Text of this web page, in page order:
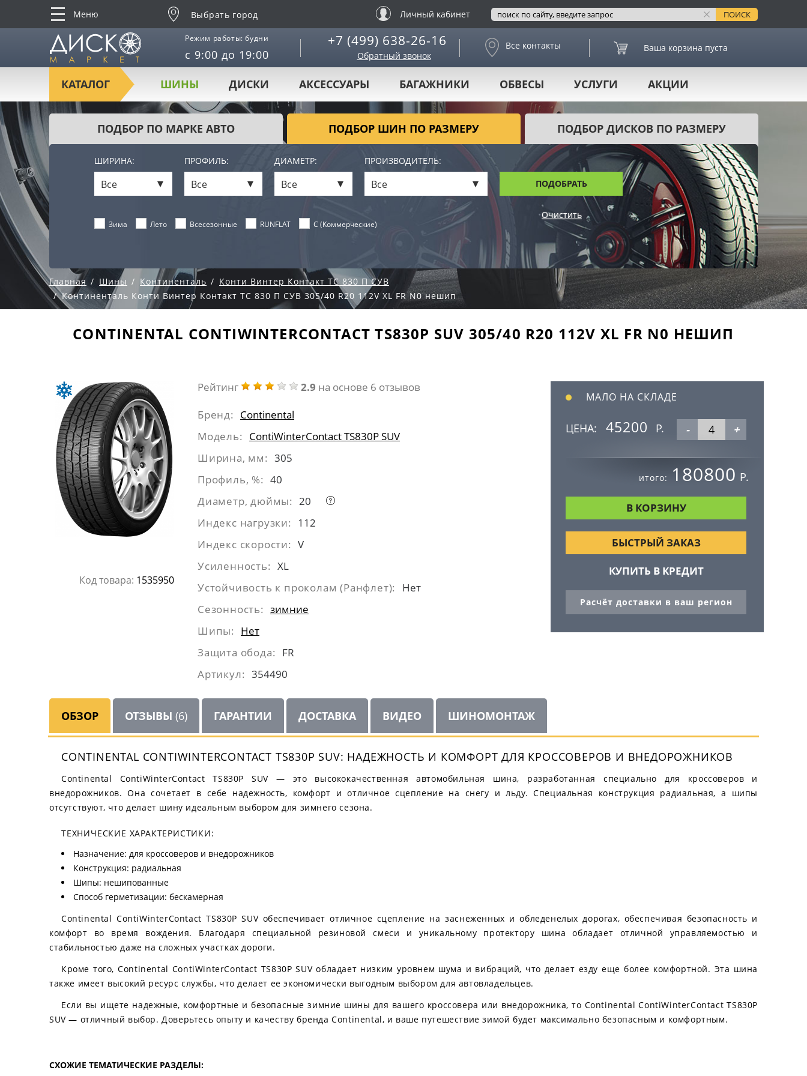
Меню Выбрать город Личный кабинет
Режим работы: будни
с 9:00 до 19:00
+7 (499) 638-26-16
Обратный звонок
Все контакты Ваша корзина пуста
КАТАЛОГ ШИНЫ ДИСКИ АКСЕССУАРЫ БАГАЖНИКИ ОБВЕСЫ УСЛУГИ АКЦИИ
ПОДБОР ПО МАРКЕ АВТО ПОДБОР ШИН ПО РАЗМЕРУ ПОДБОР ДИСКОВ ПО РАЗМЕРУ
ШИРИНА: ПРОФИЛЬ: ДИАМЕТР: ПРОИЗВОДИТЕЛЬ:
Все Все Все Все ПОДОБРАТЬ
Зима Лето Всесезонные RUNFLAT C (Коммерческие)
Главная Шины Континенталь
Конти Винтер Контакт ТС 830 П СУВ
Континенталь Конти Винтер Контакт ТС 830 П СУВ 305/40 R20 112V XL FR N0 нешип
CONTINENTAL CONTIWINTERCONTACT TS830P SUV 305/40 R20 112V XL FR N0 НЕШИП
Код товара: 1535950
Рейтинг 2.9 на основе 6 отзывов
Бренд:
Continental
Модель:
ContiWinterContact TS830P SUV
Ширина, мм: 305
Профиль, %: 40
Диаметр, дюймы: 20
Индекс нагрузки:
112
Индекс скорости: V
Усиленность: XL
Устойчивость к проколам (Ранфлет):
Нет
Сезонность: зимние
Шипы:
Нет
Защита обода:
FR
Артикул: 354490
МАЛО НА СКЛАДЕ
ЦЕНА: 45200 Р. - +
итого: 180800 Р.
БЫСТРЫЙ ЗАКАЗ
КУПИТЬ В КРЕДИТ
Расчёт доставки в ваш регион
ОБЗОР ОТЗЫВЫ (6) ГАРАНТИИ ДОСТАВКА ВИДЕО ШИНОМОНТАЖ
CONTINENTAL CONTIWINTERCONTACT TS830P SUV: НАДЕЖНОСТЬ И КОМФОРТ ДЛЯ КРОССОВЕРОВ И ВНЕДОРОЖНИКОВ
Continental ContiWinterContact TS830P SUV — это высококачественная автомобильная шина, разработанная специально для кроссоверов и
внедорожников. Она сочетает в себе надежность, комфорт и отличное сцепление на снегу и льду. Специальная конструкция радиальная, а шипы
отсутствуют, что делает шину идеальным выбором для зимнего сезона.
ТЕХНИЧЕСКИЕ ХАРАКТЕРИСТИКИ:
Назначение: для кроссоверов и внедорожников
Конструкция: радиальная
Шипы: нешипованные
Способ герметизации: бескамерная
Continental ContiWinterContact TS830P SUV обеспечивает отличное сцепление на заснеженных и обледенелых дорогах, обеспечивая безопасность и
комфорт во время вождения. Благодаря специальной резиновой смеси и уникальному протектору шина обладает отличной управляемостью и
стабильностью даже на сложных участках дороги.
Кроме того, Continental ContiWinterContact TS830P SUV обладает низким уровнем шума и вибраций, что делает езду еще более комфортной. Эта шина
также имеет высокий ресурс службы, что делает ее экономически выгодным выбором для автовладельцев.
Если вы ищете надежные, комфортные и безопасные зимние шины для вашего кроссовера или внедорожника, то Continental ContiWinterContact TS830P
SUV — отличный выбор. Доверьтесь опыту и качеству бренда Continental, и ваше путешествие зимой будет максимально безопасным и комфортным.
СХОЖИЕ ТЕМАТИЧЕСКИЕ РАЗДЕЛЫ: